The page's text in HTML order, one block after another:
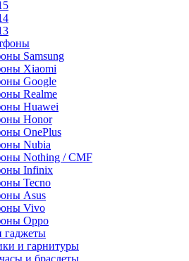
Samsung
Xiaomi
Google
Realme
Huawei
Honor
OnePlus
Nubia
Nothing / CMF
Infinix
Tecno
Asus
Vivo
Oppo
гаджеты
и гарнитуры
и браслеты